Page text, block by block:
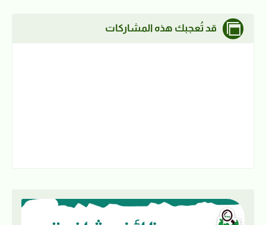
قد تُعجبك هذه المشاركات